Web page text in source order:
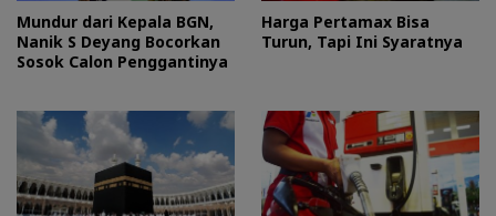
Mundur dari Kepala BGN,
Nanik S Deyang Bocorkan
Sosok Calon Penggantinya
Harga Pertamax Bisa
Turun, Tapi Ini Syaratnya